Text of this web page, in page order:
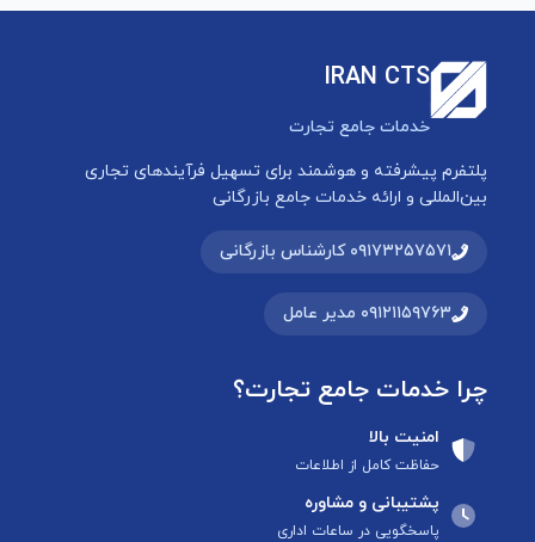
IRAN CTS
خدمات جامع تجارت
پلتفرم پیشرفته و هوشمند برای تسهیل فرآیندهای تجاری
بین‌المللی و ارائه خدمات جامع بازرگانی
۰۹۱۷۳۲۵۷۵۷۱ کارشناس بازرگانی
۰۹۱۲۱۱۵۹۷۶۳ مدیر عامل
چرا خدمات جامع تجارت؟
امنیت بالا
حفاظت کامل از اطلاعات
پشتیبانی و مشاوره
پاسخگویی در ساعات اداری